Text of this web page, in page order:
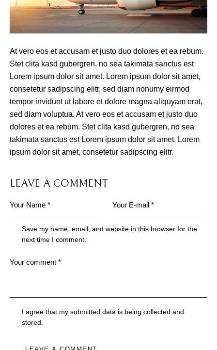
At vero eos et accusam et justo duo dolores et ea rebum.
Stet clita kasd gubergren, no sea takimata sanctus est
Lorem ipsum dolor sit amet. Lorem ipsum dolor sit amet,
consetetur sadipscing elitr, sed diam nonumy eirmod
tempor invidunt ut labore et dolore magna aliquyam erat,
sed diam voluptua. At vero eos et accusam et justo duo
dolores et ea rebum. Stet clita kasd gubergren, no sea
takimata sanctus est Lorem ipsum dolor sit amet. Lorem
ipsum dolor sit amet, consetetur sadipscing elitr.
LEAVE A COMMENT
Save my name, email, and website in this browser for the
next time I comment.
I agree that my submitted data is being collected and
stored.